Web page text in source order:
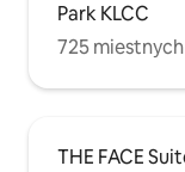
Park KLCC
725
THE FACE